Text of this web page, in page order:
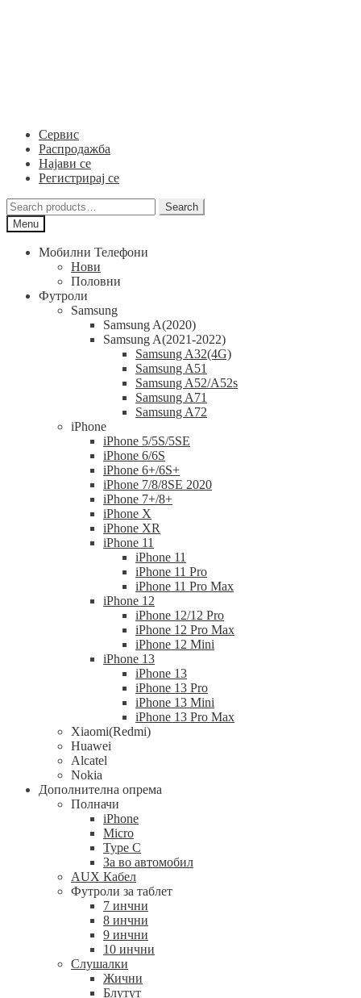
Сервис
Распродажба
Најави се
Регистрирај се
Search
for:
Search
Menu
Мобилни Телефони
Нови
Половни
Футроли
Samsung
Samsung A(2020)
Samsung A(2021-2022)
Samsung A32(4G)
Samsung A51
Samsung A52/A52s
Samsung A71
Samsung A72
iPhone
iPhone 5/5S/5SE
iPhone 6/6S
iPhone 6+/6S+
iPhone 7/8/8SE 2020
iPhone 7+/8+
iPhone X
iPhone XR
iPhone 11
iPhone 11
iPhone 11 Pro
iPhone 11 Pro Max
iPhone 12
iPhone 12/12 Pro
iPhone 12 Pro Max
iPhone 12 Mini
iPhone 13
iPhone 13
iPhone 13 Pro
iPhone 13 Mini
iPhone 13 Pro Max
Xiaomi(Redmi)
Huawei
Alcatel
Nokia
Дополнителна опрема
Полначи
iPhone
Micro
Type C
За во автомобил
AUX Кабел
Футроли за таблет
7 инчни
8 инчни
9 инчни
10 инчни
Слушалки
Жични
Блутут